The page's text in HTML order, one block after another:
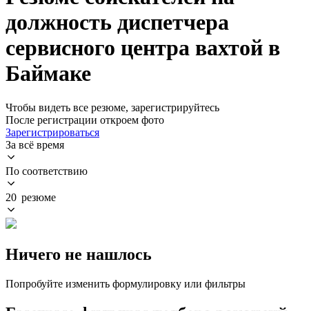
должность диспетчера
сервисного центра вахтой в
Баймаке
Чтобы видеть все резюме, зарегистрируйтесь
После регистрации откроем фото
Зарегистрироваться
За всё время
По соответствию
20 резюме
Ничего не нашлось
Попробуйте изменить формулировку или фильтры